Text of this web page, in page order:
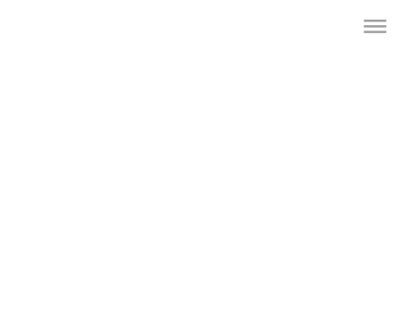
dehaze
dehaze